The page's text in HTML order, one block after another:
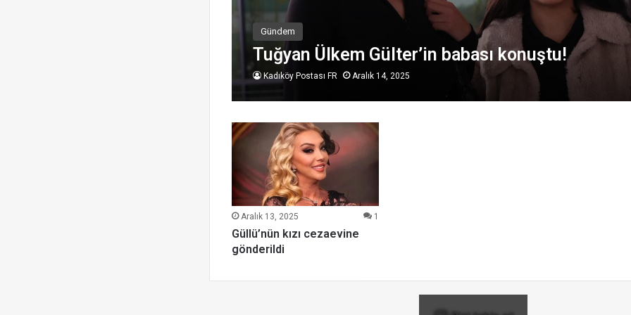
Gündem
Tuğyan Ülkem Gülter’in babası konuştu!
Kadıköy Postası FR Aralık 14, 2025
Aralık 13, 2025 1
Güllü’nün kızı cezaevine
gönderildi